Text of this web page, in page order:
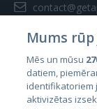
Valstis
Mums
Mēs un mūsu
datiem,
identifikatoriem
aktivizētas